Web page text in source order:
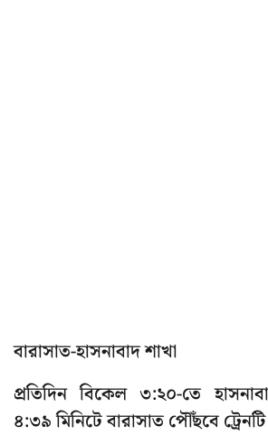
বারাসাত-হাসনাবাদ শাখা
প্রতিদিন বিকেল ৩:২০-তে
৪:৩৯ মিনিটে বারাসাত পৌঁছবে